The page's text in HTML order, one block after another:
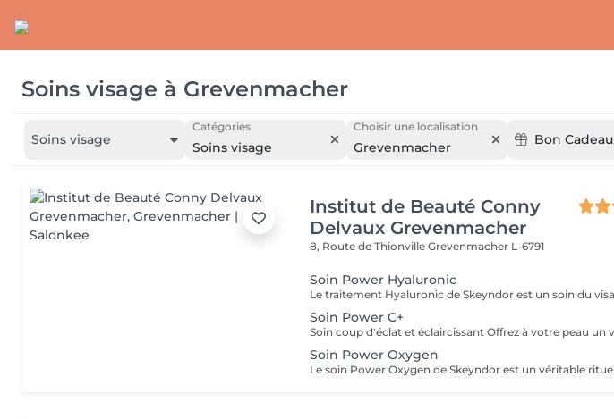
Soins visage à Grevenmacher
Soins visage
Catégories
Soins visage
Choisir une localisation
Grevenmacher Bon Cadeau
Institut de Beauté Conny
Delvaux Grevenmacher
8, Route de ThionvilleGrevenmacher L-6791
Soin Power Hyaluronic
Soin Power C+
Soin Power Oxygen